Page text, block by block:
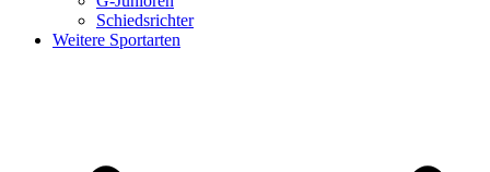
Schiedsrichter
Weitere Sportarten